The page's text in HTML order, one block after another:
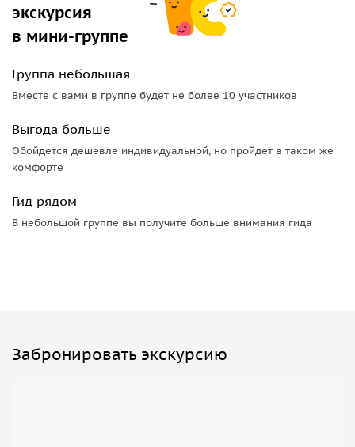
экскурсия
в мини-группе
Группа небольшая
Вместе с вами в группе будет не более 10 участников
Выгода больше
Обойдется дешевле индивидуальной, но пройдет в таком же
комфорте
Гид рядом
В небольшой группе вы получите больше внимания гида
Забронировать экскурсию